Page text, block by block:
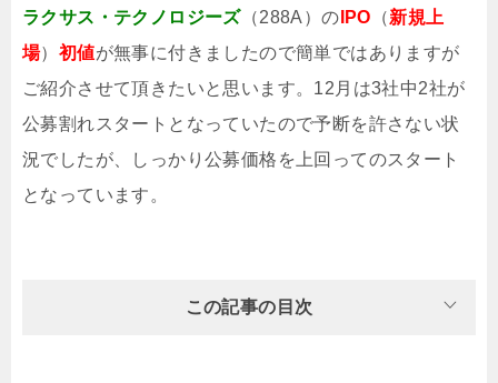
ラクサス・テクノロジーズ（288A）の IPO （新規上
場） 初値が無事に付きましたので簡単ではありますが
ご紹介させて頂きたいと思います。12月は3社中2社が
公募割れスタートとなっていたので予断を許さない状
況でしたが、しっかり公募価格を上回ってのスタート
となっています。
この記事の目次